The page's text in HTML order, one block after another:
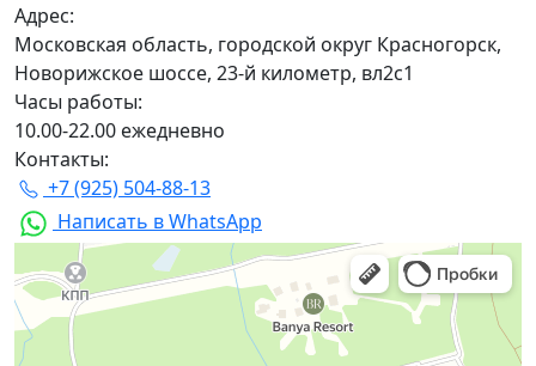
Адрес:
Московская область, городской округ Красногорск,
Новорижское шоссе, 23-й километр, вл2с1
Часы работы:
10.00-22.00 ежедневно
Контакты:
+7 (925) 504-88-13
Написать в WhatsApp